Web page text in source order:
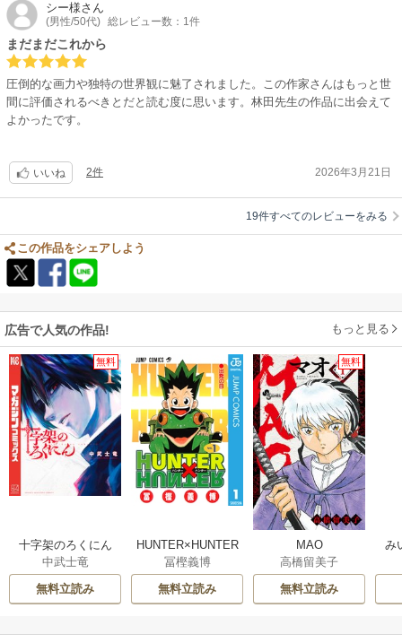
シー様さん
(男性/50代) 総レビュー数：1件
まだまだこれから
圧倒的な画力や独特の世界観に魅了されました。この作家さんはもっと世
間に評価されるべきとだと読む度に思います。林田先生の作品に出会えて
よかったです。
いいね 2件 2026年3月21日
19件すべてのレビューをみる
この作品をシェアしよう
広告で人気の作品! もっと見る
無料
十字架のろくにん
中武士竜
無料立読み
HUNTER×HUNTER
モノクロ版
冨樫義博
無料立読み
無料
MAO
高橋留美子
無料立読み
み